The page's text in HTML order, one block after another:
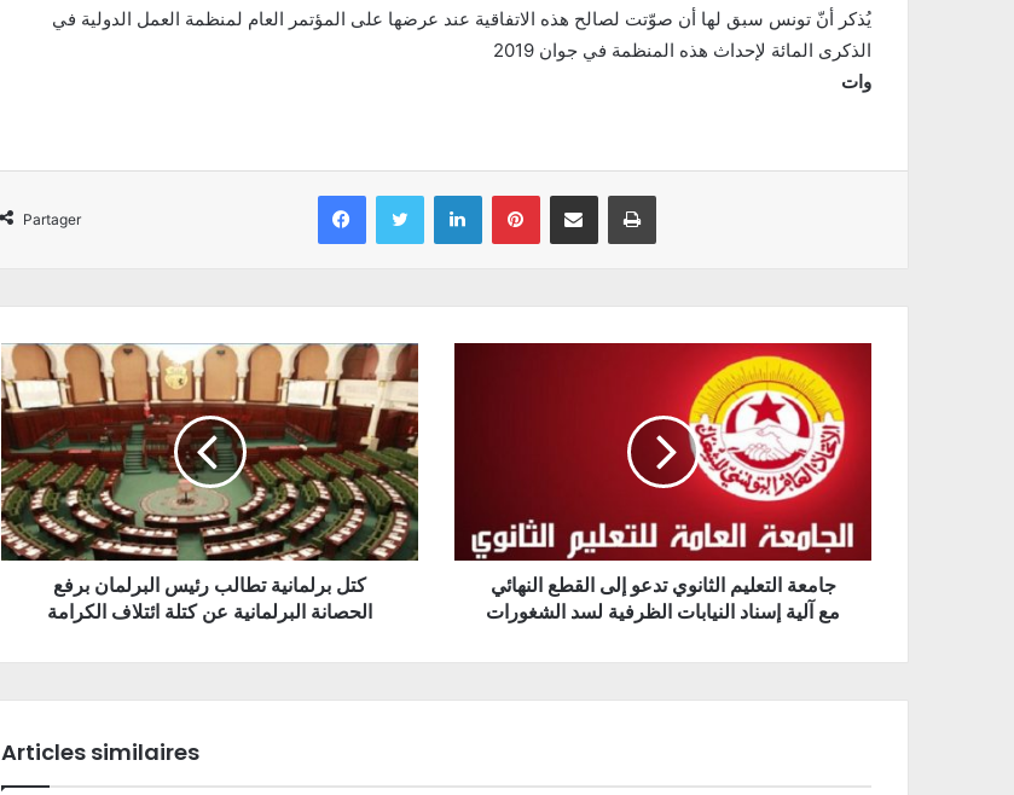
يُذكر أنّ تونس سبق لها أن صوّتت لصالح هذه الاتفاقية عند عرضها على المؤتمر العام لمنظمة العمل الدولية في
الذكرى المائة لإحداث هذه المنظمة في جوان 2019
وات
Partager
Facebook Twitter Linkedin Pinterest Partager par email Imprimer
كتل برلمانية تطالب رئيس البرلمان برفع
الحصانة البرلمانية عن كتلة ائتلاف الكرامة
جامعة التعليم الثانوي تدعو إلى القطع النهائي
مع آلية إسناد النيابات الظرفية لسد الشغورات
Articles similaires